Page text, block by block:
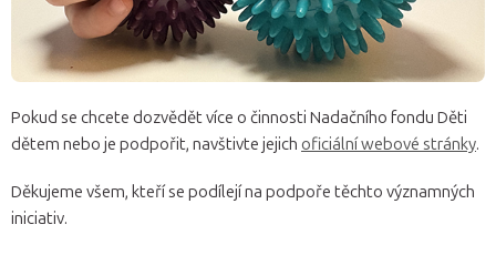
Pokud se chcete dozvědět více o činnosti Nadačního fondu Děti
dětem nebo je podpořit, navštivte jejich oficiální webové stránky.
Děkujeme všem, kteří se podílejí na podpoře těchto významných
iniciativ.